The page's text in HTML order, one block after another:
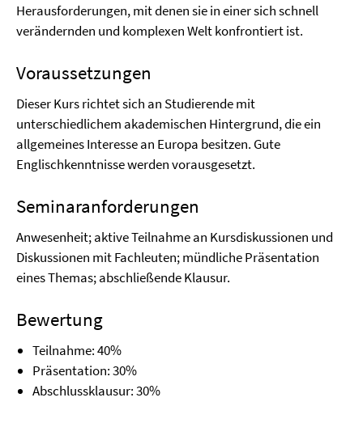
Herausforderungen, mit denen sie in einer sich schnell
verändernden und komplexen Welt konfrontiert ist.
Voraussetzungen
Dieser Kurs richtet sich an Studierende mit
unterschiedlichem akademischen Hintergrund, die ein
allgemeines Interesse an Europa besitzen. Gute
Englischkenntnisse werden vorausgesetzt.
Seminaranforderungen
Anwesenheit; aktive Teilnahme an Kursdiskussionen und
Diskussionen mit Fachleuten; mündliche Präsentation
eines Themas; abschließende Klausur.
Bewertung
Teilnahme: 40%
Präsentation: 30%
Abschlussklausur: 30%